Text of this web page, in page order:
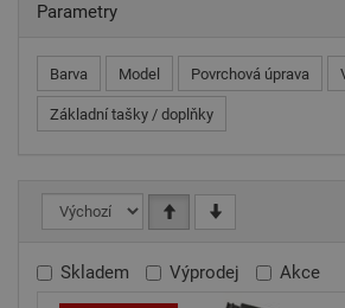
Parametry
Barva Model Povrchová úprava
Základní tašky / doplňky
Skladem Výprodej Akce